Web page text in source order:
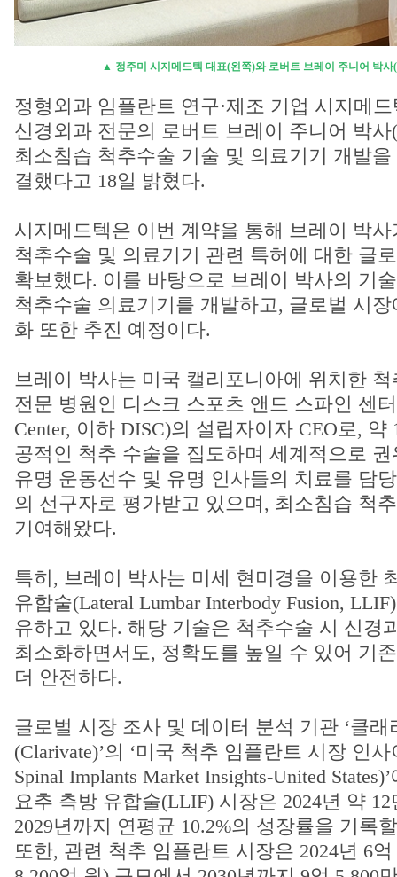
▲ 정주미 시지메드텍 대표(왼쪽)와 로버트 브레이 주니어 박사
정형외과 임플란트 연구·제조 기업 시지메
신경외과 전문의 로버트 브레이 주니어 박사
최소침습 척추수술 기술 및 의료기기 개발
결했다고 18일 밝혔다.
시지메드텍은 이번 계약을 통해 브레이 박
척추수술 및 의료기기 관련 특허에 대한 글
확보했다. 이를 바탕으로 브레이 박사의 기
척추수술 의료기기를 개발하고, 글로벌 시
화 또한 추진 예정이다.
브레이 박사는 미국 캘리포니아에 위치한 척
전문 병원인 디스크 스포츠 앤드 스파인 센터
Center, 이하 DISC)의 설립자이자 CEO로,
공적인 척추 수술을 집도하며 세계적으로
유명 운동선수 및 유명 인사들의 치료를 담
의 선구자로 평가받고 있으며, 최소침습 척
기여해왔다.
특히, 브레이 박사는 미세 현미경을 이용한
유합술(Lateral Lumbar Interbody Fusion,
유하고 있다. 해당 기술은 척추수술 시 신경
최소화하면서도, 정확도를 높일 수 있어 기
더 안전하다.
글로벌 시장 조사 및 데이터 분석 기관 ‘클래
(Clarivate)’의 ‘미국 척추 임플란트 시장 인
Spinal Implants Market Insights-United
요추 측방 유합술(LLIF) 시장은 2024년 약
2029년까지 연평균 10.2%의 성장률을 기록
또한, 관련 척추 임플란트 시장은 2024년 6